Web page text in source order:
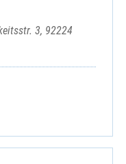
3, 92224